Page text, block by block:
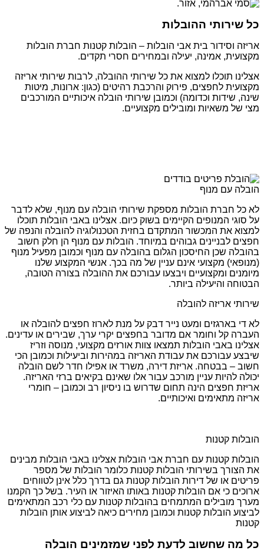
כל שירותי ההובלות
אריזה וסידור בית אבי הובלות – הובלות קטנות חברת הובלות
מקצועית, אמינה, יעילה ובמחירים חסרי תקדים.
אצלינו תוכלו למצוא את כל שירותי ההובלה, לרבות שירותי אריזה
מקצועית לחפצים, פירוק והרכבת רהיטים (כגון: ארונות, מיטות
שינה, שידות וכדומה) וכמובן שירותי הובלה איכותיים המורכבים
מצי של משאיות ומובילים מקצועיים.
הובלה עם מנוף
לא כל חברת הובלות מספקת שירותי הובלה עם מנוף, שלא לדבר
על סוגי המנופים הקיימים בשוק כיום. אצלינו באבי הובלות תוכלו
למצוא את המכשור המתקדם בחזית הטכנולוגיה להובלה והנפה של
חפצים לבניינים גבוהים במיוחד. הובלות עם מנוף הן חלק חשוב
בהובלה שכן החיסכון הגלום בהובלה עם מנוף וכמובן מפעיל מנוף
(מנופאי) מקצועי אינם עניין של מה בכך. אנשי המקצוע שלנו
מיומנים ומקצועיים ויבצעו עבורכם את ההובלה בצורה הטובה,
הבטוחה והיעילה ביותר.
שירותי אריזה להובלה
לא די בארגזים ומעט נייר דבק על מנת לארוז חפצים להובלה או
העברה קל וחומר אם מדובר בחפצים יקרי ערך, שבירים או עדינים.
אצלינו באבי הובלות תמצאו צוות אורזים מקצועי, מנוסה וזריז
שיבצע עבורכם את עבודת האריזה במהירות וביעילות וכמובן הכי
חשוב – בבטחה. אריזת דירה, משרד או אפילו חדר לשם הובלה
יכולה להיות עניין מורכב עבור אלו שאינם בקיאים ברזי האריזה.
אריזת חפצים הינה תחום שדרוש בו ניסיון רב וכמובן – חומרי
אריזה מתאימים ואיכותיים.
הובלות קטנות
הובלות קטנות עם חברת אבי הובלות אצלינו באבי הובלות מבינים
את הצורך בשירותי הובלות קטנות כלומר הובלות של מספר
פריטים או של דירות הובלות קטנות גם בדרך כלל אינן לטווחים
ארוכים כי אם הובלות קטנות באותו האיזור או העיר. בשל כך הקמנו
מערך מובילים המתמחים בהובלות קטנות עם כלי רכב המתאימים
לביצוע הובלות קטנות וכמובן מחירים כיאה לביצוע אותן הובלות
קטנות
כל מה שחשוב לדעת לפני שמזמינים הובלה